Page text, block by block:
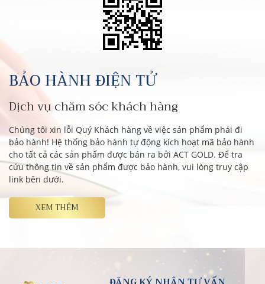
BẢO HÀNH ĐIỆN TỬ
Dịch vụ chăm sóc khách hàng
Chúng tôi xin lỗi Quý Khách hàng về việc sản phẩm phải đi
bảo hành! Hệ thống bảo hành tự động kích hoạt mã bảo hành
cho tất cả các sản phẩm được bán ra bởi ACT GOLD. Để tra
cứu thông tin về sản phẩm được bảo hành, vui lòng truy cập
link bên dưới.
XEM THÊM